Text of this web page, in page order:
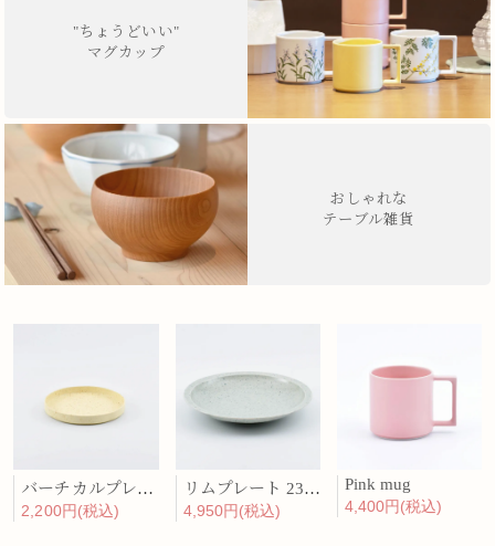
"ちょうどいい"
マグカップ
おしゃれな
テーブル雑貨
バーチカルプレート 15cm 化粧土
2,200円(税込)
リムプレート 23cm 呉須散
4,950円(税込)
Pink mug
4,400円(税込)